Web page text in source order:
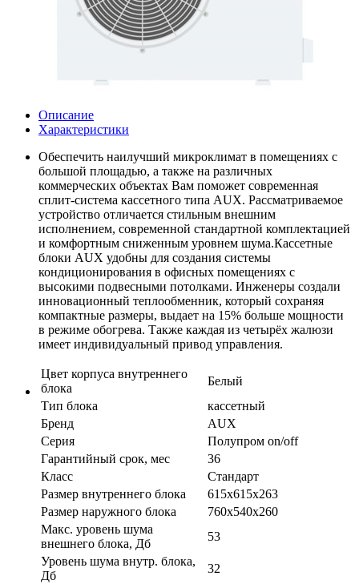
Описание
Характеристики
Обеспечить наилучший микроклимат в помещениях с
большой площадью, а также на различных
коммерческих объектах Вам поможет современная
сплит-система кассетного типа AUX. Рассматриваемое
устройство отличается стильным внешним
исполнением, современной стандартной комплектацией
и комфортным сниженным уровнем шума.Кассетные
блоки AUX удобны для создания системы
кондиционирования в офисных помещениях с
высокими подвесными потолками. Инженеры создали
инновационный теплообменник, который сохраняя
компактные размеры, выдает на 15% больше мощности
в режиме обогрева. Также каждая из четырёх жалюзи
имеет индивидуальный привод управления.
Цвет корпуса внутреннего
блока
Белый
Тип блока
кассетный
Бренд
AUX
Серия
Полупром on/off
Гарантийный срок, мес
36
Класс
Стандарт
Размер внутреннего блока
615x615x263
Размер наружного блока
760x540x260
Макс. уровень шума
внешнего блока, Дб
53
Уровень шума внутр. блока,
Дб
32